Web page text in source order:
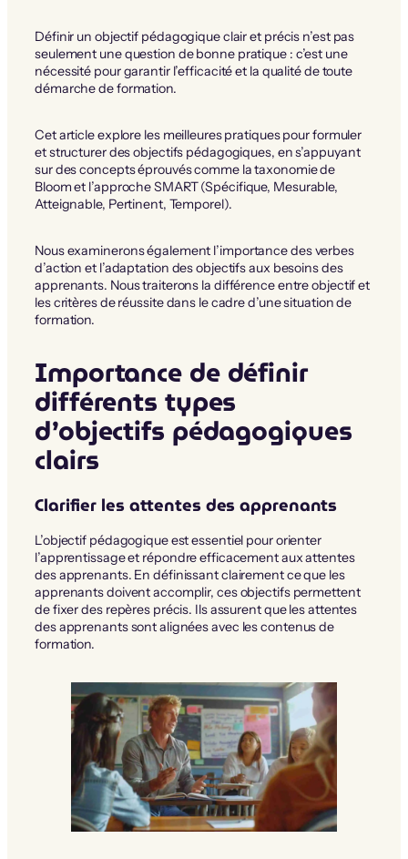
Définir un objectif pédagogique clair et précis n’est pas
seulement une question de bonne pratique : c’est une
nécessité pour garantir l’efficacité et la qualité de toute
démarche de formation.
Cet article explore les meilleures pratiques pour formuler
et structurer des objectifs pédagogiques, en s’appuyant
sur des concepts éprouvés comme la taxonomie de
Bloom et l’approche SMART (Spécifique, Mesurable,
Atteignable, Pertinent, Temporel).
Nous examinerons également l’importance des verbes
d’action et l’adaptation des objectifs aux besoins des
apprenants. Nous traiterons la différence entre objectif et
les critères de réussite dans le cadre d’une situation de
formation.
Importance de définir
différents types
d’objectifs pédagogiques
clairs
Clarifier les attentes des apprenants
L’objectif pédagogique est essentiel pour orienter
l’apprentissage et répondre efficacement aux attentes
des apprenants. En définissant clairement ce que les
apprenants doivent accomplir, ces objectifs permettent
de fixer des repères précis. Ils assurent que les attentes
des apprenants sont alignées avec les contenus de
formation.